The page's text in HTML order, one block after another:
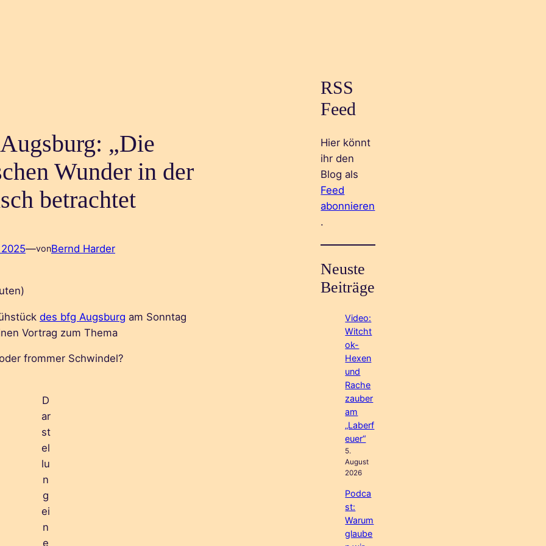
„Die
Wunder in der
betrachtet
—vonBernd Harder
des bfg Augsburg am Sonntag
Vortrag zum Thema
frommer Schwindel?
D
ar
st
el
lu
n
g
ei
n
e
RSS
Feed
Hier könnt
ihr den
Blog als
Feed
abonnieren
.
Neuste
Beiträge
Video:
Witcht
ok-
Hexen
und
Rache
zauber
am
„Laberf
euer“
5.
August
2026
Podca
st:
Warum
glaube